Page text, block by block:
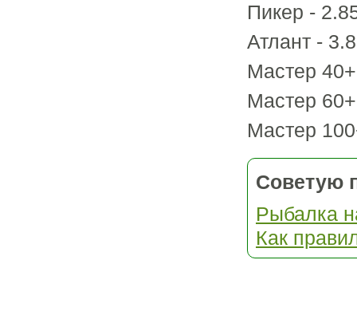
Пикер -
Атлант -
Мастер
Мастер
Мастер
Советую
Рыбалка
Как